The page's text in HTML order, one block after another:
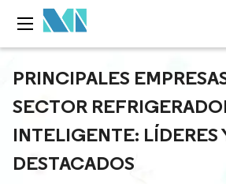
PRINCIPALES
SECTOR
INTELIGENTE: LÍDERES
DESTACADOS